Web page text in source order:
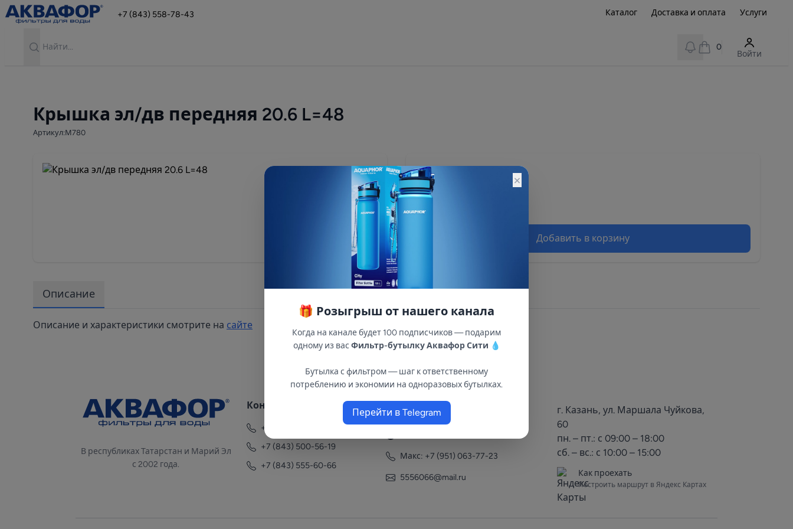
+7 (843) 558-78-43 Каталог Доставка и оплата Услуги
View notifications
0
Войти
Крышка эл/дв передняя 20.6 L=48
Артикул:М780
310 ₽
Остатки:
Добавить в корзину
Описание
Описание и характеристики смотрите на сайте
В республиках Татарстан и Марий Эл
с 2002 года.
Контакты
+7 (843) 558-78-43
+7 (843) 500-56-19
+7 (843) 555-60-66
+7 (951) 063-77-23
Макс: +7 (951) 063-77-23
5556066@mail.ru
г. Казань, ул. Маршала Чуйкова,
60
пн. – пт.: с 09:00 – 18:00
сб. – вс.: с 10:00 – 15:00
Как проехать
Построить маршрут в Яндекс Картах
×
🎁 Розыгрыш от нашего канала
Когда на канале будет 100 подписчиков — подарим
одному из вас Фильтр-бутылку Аквафор Сити 💧
Бутылка с фильтром — шаг к ответственному
потреблению и экономии на одноразовых бутылках.
Перейти в Telegram